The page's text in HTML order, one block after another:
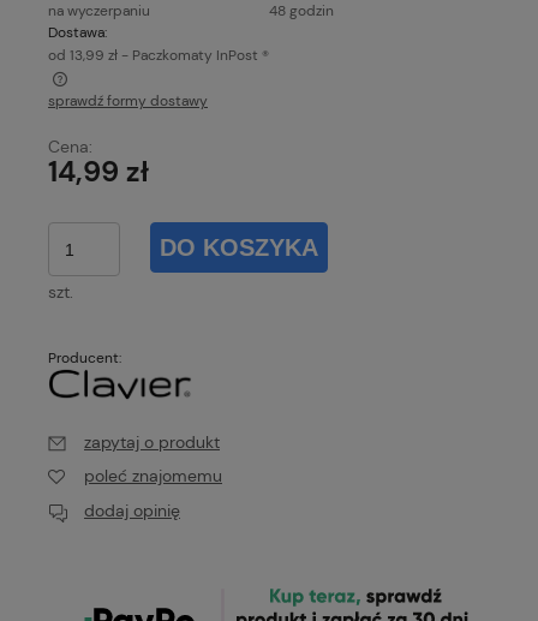
na wyczerpaniu
48 godzin
Dostawa:
od 13,99 zł - Paczkomaty InPost ®
Cena nie zawiera ewentualnych kosztów płatności
sprawdź formy dostawy
Cena:
14,99 zł
szt.
DO KOSZYKA
Producent:
zapytaj o produkt
poleć znajomemu
dodaj opinię